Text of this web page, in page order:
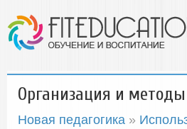
Организация и
Новая педагогика »